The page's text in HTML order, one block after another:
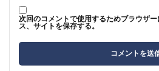
次回のコメントで使用するためブラウザ
ス、サイトを保存する。